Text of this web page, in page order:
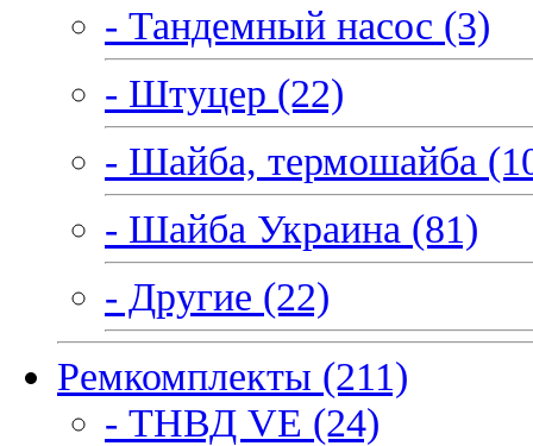
- Тандемный насос (3)
- Штуцер (22)
- Шайба, термошайба
- Шайба Украина (81)
- Другие (22)
Ремкомплекты (211)
- ТНВД VE (24)